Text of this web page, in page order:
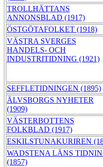
TROLLHÄTTANS
ANNONSBLAD (1917)
ÖSTGÖTAFOLKET (1918)
VÄSTRA SVERGES
HANDELS- OCH
INDUSTRITIDNING (1921)
SEFFLETIDNINGEN (1895)
ÄLVSBORGS NYHETER
(1909)
VÄSTERBOTTENS
FOLKBLAD (1917)
ESKILSTUNAKURIREN
WADSTENA LÄNS
(1857)